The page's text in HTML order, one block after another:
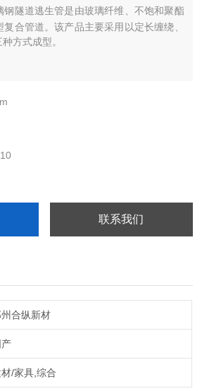
钢隧道逃生管是由玻璃纤维、不饱和聚酯
合管道。该产品主要采用以定长缠绕、
方式成型。
联系我们
合纵新材
产
/家具,综合